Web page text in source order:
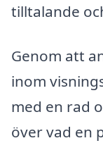
tilltalande
Genom att
inom
med en rad
över vad en